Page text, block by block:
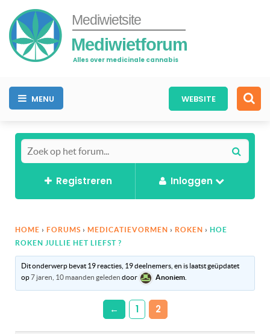
Mediwietsite
Mediwietforum
Alles over medicinale cannabis
MENU WEBSITE
Registreren Inloggen
HOME › FORUMS › MEDICATIEVORMEN › ROKEN › HOE
ROKEN JULLIE HET LIEFST ?
Dit onderwerp bevat 19 reacties, 19 deelnemers, en is laatst geüpdatet
op7 jaren, 10 maanden geleden door Anoniem
← 1 2